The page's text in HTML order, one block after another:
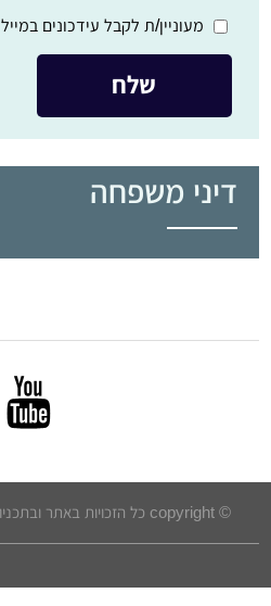
מעוניין/ת לקבל עידכונים במייל
דיני משפחה
© copyright כל הזכויות באתר ובתכניו שמורות לעו"ד מאיה רוטנברג